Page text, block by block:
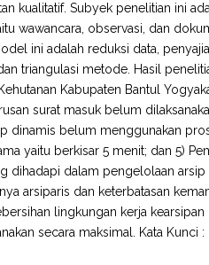
kualitatif. Subyek penelitian ini
wawancara, observasi, dan
ini adalah reduksi data,
triangulasi metode. Hasil
Kabupaten Bantul
surat masuk belum
dinamis belum menggunakan
yaitu berkisar 5 menit; dan 5)
dihadapi dalam pengelolaan arsip
arsiparis dan keterbatasan
lingkungan kerja kearsipan
secara maksimal. Kata Kunci :